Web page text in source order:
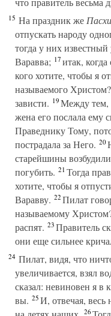
15 На праздник же Пасхи
отпускать народу
тогда у них
Варавва; 17итак, когда
кого хотите, чтобы я
называемого Христом?
зависти. 19Между тем,
жена его послала ему
Праведнику Тому,
пострадала за Него. 20
старейшины
погубить. 21Тогда
хотите, чтобы я
Варавву. 22Пилат
называемому
распят. 23Правитель
они еще сильнее
24 Пилат, видя, что
увеличивается, взял
сказал: невиновен я в
вы. 25И, отвечая, весь
26